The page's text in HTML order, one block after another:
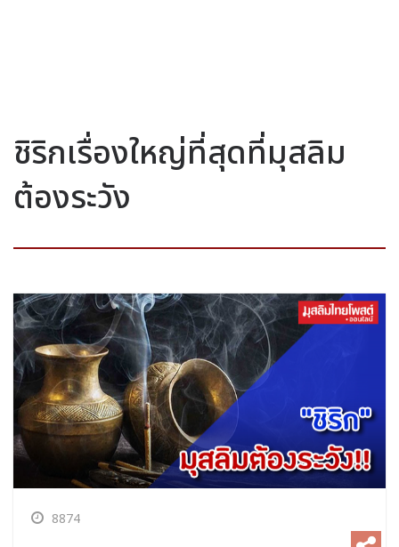
ชิริกเรื่องใหญ่ที่สุดที่มุสลิม
ต้องระวัง
8874